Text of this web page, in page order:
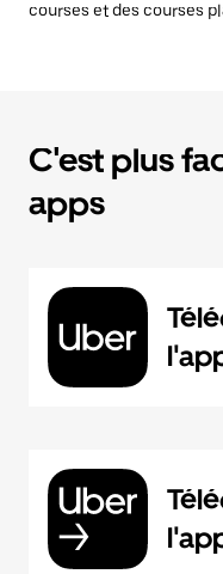
courses et des courses
C'est plus
apps